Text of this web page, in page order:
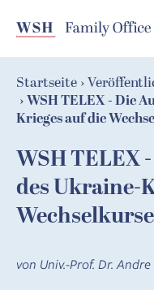
T 0211 51 34 24-0
Startseite
WSH TELEX - Die
Krieges auf die
WSH TELEX
des Ukraine-
Wechselkurse
von Univ.-Prof. Dr.